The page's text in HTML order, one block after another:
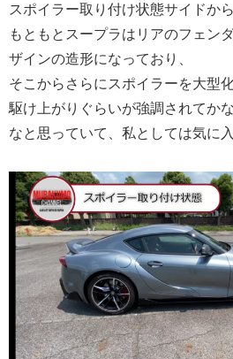
スポイラー取り付け状態サイドか
もともとスープラはリアのフェン
ザインの造形になっており、
そこからさらにスポイラーを大型
駆け上がりぐらいが強調されてか
なと思っていて、私としては気に